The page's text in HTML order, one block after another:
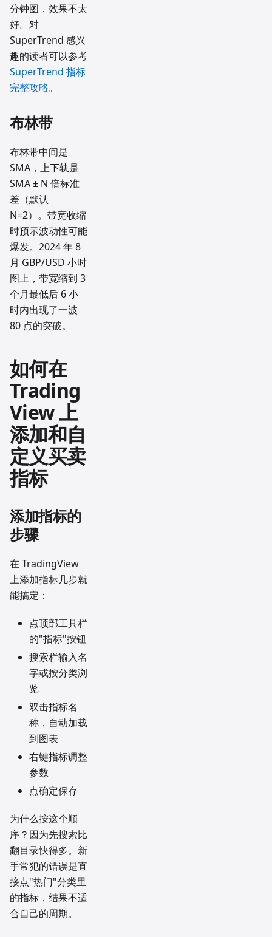
分钟图，效果不太
好。对
SuperTrend 感兴
趣的读者可以参考
SuperTrend 指标
完整攻略。
布林带
布林带中间是
SMA，上下轨是
SMA ± N 倍标准
差（默认
N=2）。带宽收缩
时预示波动性可能
爆发。2024 年 8
月 GBP/USD 小时
图上，带宽缩到 3
个月最低后 6 小
时内出现了一波
80 点的突破。
如何在
Trading
View 上
添加和自
定义买卖
指标
添加指标的
步骤
在 TradingView
上添加指标几步就
能搞定：
点顶部工具栏
的"指标"按钮
搜索栏输入名
字或按分类浏
览
双击指标名
称，自动加载
到图表
右键指标调整
参数
点确定保存
为什么按这个顺
序？因为先搜索比
翻目录快得多。新
手常犯的错误是直
接点"热门"分类里
的指标，结果不适
合自己的周期。